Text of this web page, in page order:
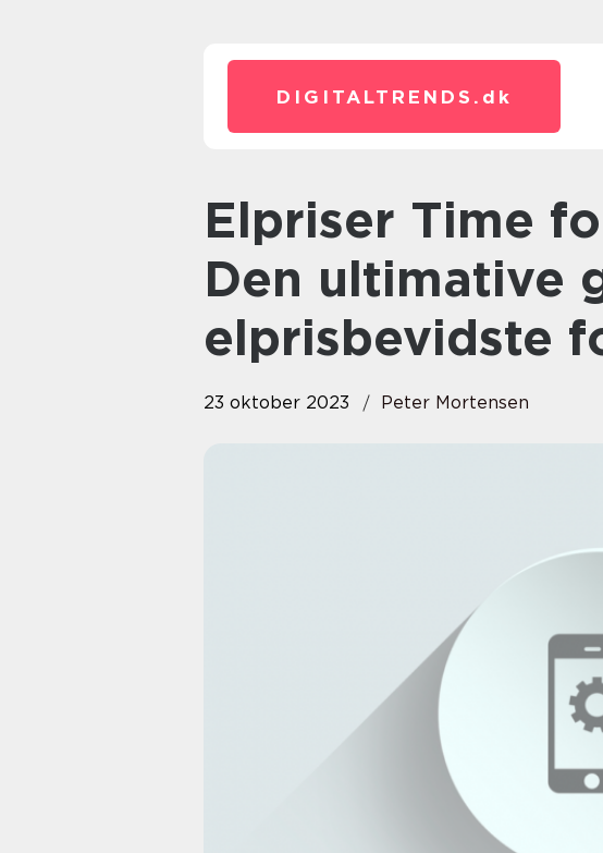
DIGITALTRENDS. dk
Elpriser Time for Time App –
Den ultimative
elprisbevidste
23 oktober 2023 Peter Mortensen